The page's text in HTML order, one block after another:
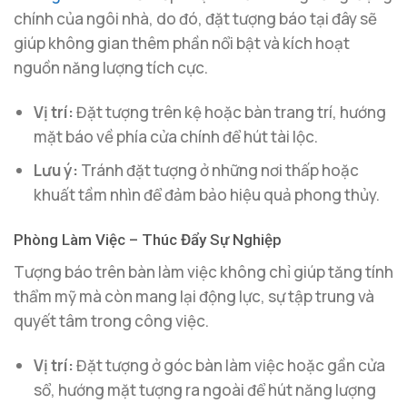
chính của ngôi nhà, do đó, đặt tượng báo tại đây sẽ
giúp không gian thêm phần nổi bật và kích hoạt
nguồn năng lượng tích cực.
Vị trí:Đặt tượng trên kệ hoặc bàn trang trí, hướng
mặt báo về phía cửa chính để hút tài lộc.
Lưu ý: Tránh đặt tượng ở những nơi thấp hoặc
khuất tầm nhìn để đảm bảo hiệu quả phong thủy.
Phòng Làm Việc – Thúc Đẩy Sự Nghiệp
Tượng báo trên bàn làm việc không chỉ giúp tăng tính
thẩm mỹ mà còn mang lại động lực, sự tập trung và
quyết tâm trong công việc.
Vị trí:Đặt tượng ở góc bàn làm việc hoặc gần cửa
sổ, hướng mặt tượng ra ngoài để hút năng lượng